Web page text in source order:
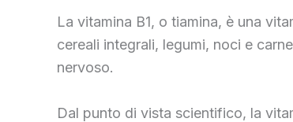
La vitamina B1, o tiamina, è una
cereali integrali, legumi, noci e
nervoso.
Dal punto di vista scientifico, la